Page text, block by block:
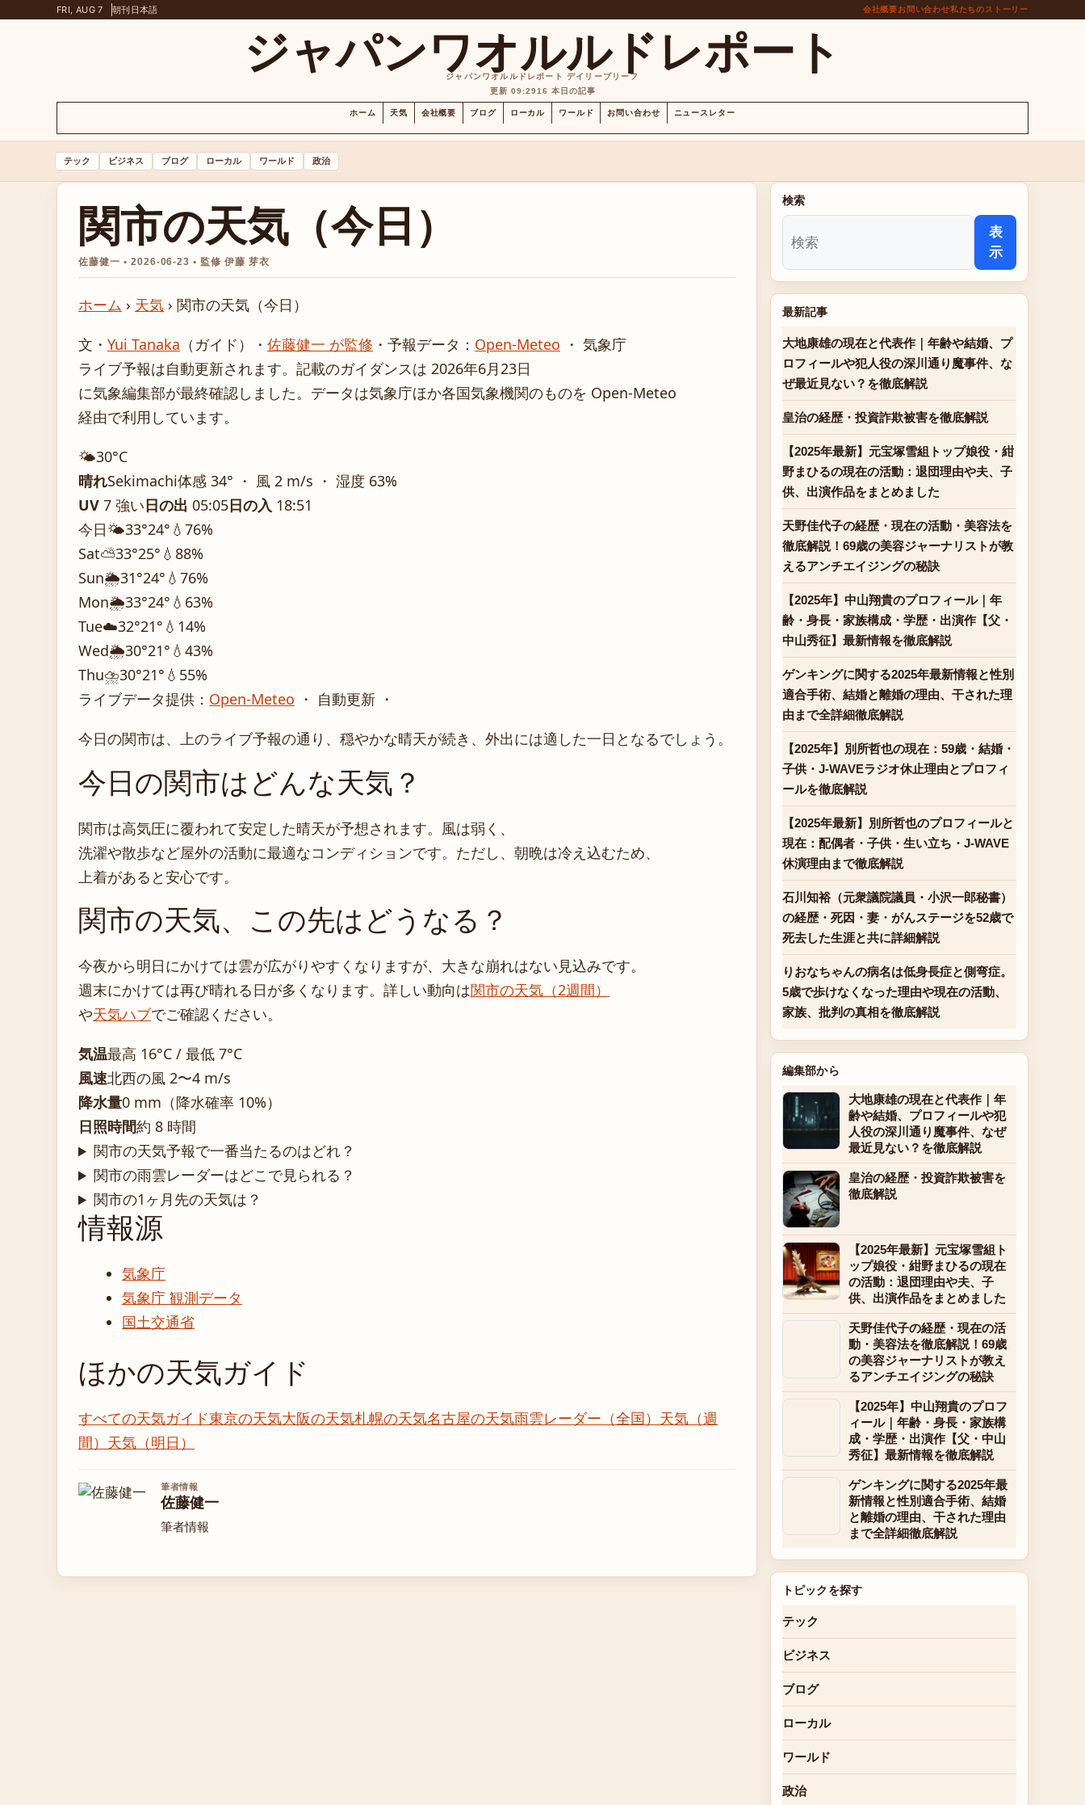
FRI, AUG 7 朝刊 日本語 会社概要お問い合わせ私たちのストーリー
ジャパンワオルルドレポート
ジャパンワオルルドレポート デイリーブリーフ
更新 09:2916 本日の記事
ホーム 天気 会社概要 ブログ ローカル ワールド お問い合わせ ニュースレター
テック ビジネス ブログ ローカル ワールド 政治
関市の天気（今日）
佐藤健一 • 2026-06-23 • 監修 伊藤 芽衣
ホーム › 天気 › 関市の天気（今日）
文・ Yui Tanaka （ガイド） ・ 佐藤健一 が監修 ・ 予報データ： Open-Meteo ・ 気象庁
ライブ予報は自動更新されます。記載のガイダンスは 2026年6月23日
に気象編集部が最終確認しました。データは気象庁ほか各国気象機関のものを Open-Meteo
経由で利用しています。
🌤️30°C
晴れSekimachi体感 34° ・ 風 2 m/s ・ 湿度 63%
UV 7 強い日の出 05:05日の入 18:51
今日🌤️33°24° 💧76%
Sat⛅33°25° 💧88%
Sun🌦️31°24° 💧76%
Mon🌦️33°24° 💧63%
Tue☁️32°21° 💧14%
Wed🌦️30°21° 💧43%
Thu⛈️30°21° 💧55%
ライブデータ提供： Open-Meteo ・ 自動更新 ・
今日の関市は、上のライブ予報の通り、穏やかな晴天が続き、外出には適した一日となるでしょう。
今日の関市はどんな天気？
関市は高気圧に覆われて安定した晴天が予想されます。風は弱く、
洗濯や散歩など屋外の活動に最適なコンディションです。ただし、朝晩は冷え込むため、
上着があると安心です。
関市の天気、この先はどうなる？
今夜から明日にかけては雲が広がりやすくなりますが、大きな崩れはない見込みです。
週末にかけては再び晴れる日が多くなります。詳しい動向は関市の天気（2週間）
や天気ハブでご確認ください。
気温最高 16°C / 最低 7°C
風速北西の風 2〜4 m/s
降水量0 mm（降水確率 10%）
日照時間約 8 時間
関市の天気予報で一番当たるのはどれ？
関市の雨雲レーダーはどこで見られる？
関市の1ヶ月先の天気は？
情報源
気象庁
気象庁 観測データ
国土交通省
ほかの天気ガイド
すべての天気ガイド東京の天気大阪の天気札幌の天気名古屋の天気雨雲レーダー（全国） 天気（週
間） 天気（明日）
筆者情報
佐藤健一
筆者情報
検索
表
示
最新記事
大地康雄の現在と代表作｜年齢や結婚、プ
ロフィールや犯人役の深川通り魔事件、な
ぜ最近見ない？を徹底解説
皇治の経歴・投資詐欺被害を徹底解説
【2025年最新】元宝塚雪組トップ娘役・紺
野まひるの現在の活動：退団理由や夫、子
供、出演作品をまとめました
天野佳代子の経歴・現在の活動・美容法を
徹底解説！69歳の美容ジャーナリストが教
えるアンチエイジングの秘訣
【2025年】中山翔貴のプロフィール｜年
齢・身長・家族構成・学歴・出演作【父・
中山秀征】最新情報を徹底解説
ゲンキングに関する2025年最新情報と性別
適合手術、結婚と離婚の理由、干された理
由まで全詳細徹底解説
【2025年】別所哲也の現在：59歳・結婚・
子供・J-WAVEラジオ休止理由とプロフィ
ールを徹底解説
【2025年最新】別所哲也のプロフィールと
現在：配偶者・子供・生い立ち・J-WAVE
休演理由まで徹底解説
石川知裕（元衆議院議員・小沢一郎秘書）
の経歴・死因・妻・がんステージを52歳で
死去した生涯と共に詳細解説
りおなちゃんの病名は低身長症と側弯症。
5歳で歩けなくなった理由や現在の活動、
家族、批判の真相を徹底解説
編集部から
大地康雄の現在と代表作｜年
齢や結婚、プロフィールや犯
人役の深川通り魔事件、なぜ
最近見ない？を徹底解説
皇治の経歴・投資詐欺被害を
徹底解説
【2025年最新】元宝塚雪組ト
ップ娘役・紺野まひるの現在
の活動：退団理由や夫、子
供、出演作品をまとめました
天野佳代子の経歴・現在の活
動・美容法を徹底解説！69歳
の美容ジャーナリストが教え
るアンチエイジングの秘訣
【2025年】中山翔貴のプロフ
ィール｜年齢・身長・家族構
成・学歴・出演作【父・中山
秀征】最新情報を徹底解説
ゲンキングに関する2025年最
新情報と性別適合手術、結婚
と離婚の理由、干された理由
まで全詳細徹底解説
トピックを探す
テック
ビジネス
ブログ
ローカル
ワールド
政治